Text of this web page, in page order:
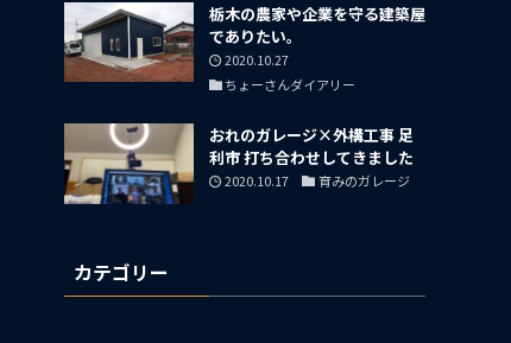
栃木の農家や企業を守る建築屋
でありたい。
2020.10.27
ちょーさんダイアリー
おれのガレージ×外構工事 足
利市 打ち合わせしてきました
2020.10.17 育みのガレージ
カテゴリー